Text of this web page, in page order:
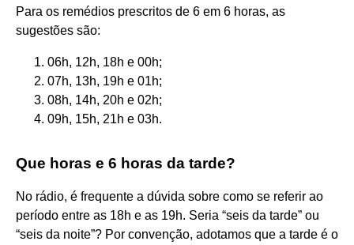
Para os remédios prescritos de 6 em 6 horas, as
sugestões são:
06h, 12h, 18h e 00h;
07h, 13h, 19h e 01h;
08h, 14h, 20h e 02h;
09h, 15h, 21h e 03h.
Que horas e 6 horas da tarde?
No rádio, é frequente a dúvida sobre como se referir ao
período entre as 18h e as 19h. Seria “seis da tarde” ou
“seis da noite”? Por convenção, adotamos que a tarde é o